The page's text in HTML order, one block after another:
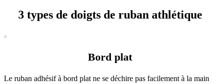
3 types de doigts de ruban athlétique
Bord plat
Le ruban adhésif à bord plat ne se déchire pas facilement à la main